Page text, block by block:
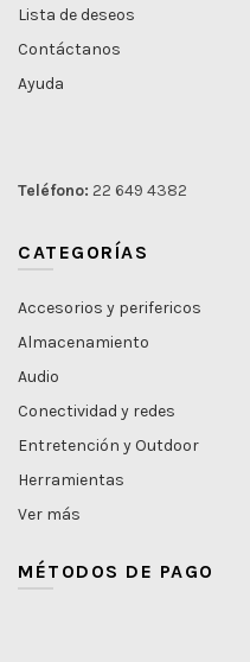
Lista de deseos
Contáctanos
Ayuda
Teléfono: 22 649 4382
CATEGORÍAS
Accesorios y perifericos
Almacenamiento
Audio
Conectividad y redes
Entretención y Outdoor
Herramientas
Ver más
MÉTODOS DE PAGO